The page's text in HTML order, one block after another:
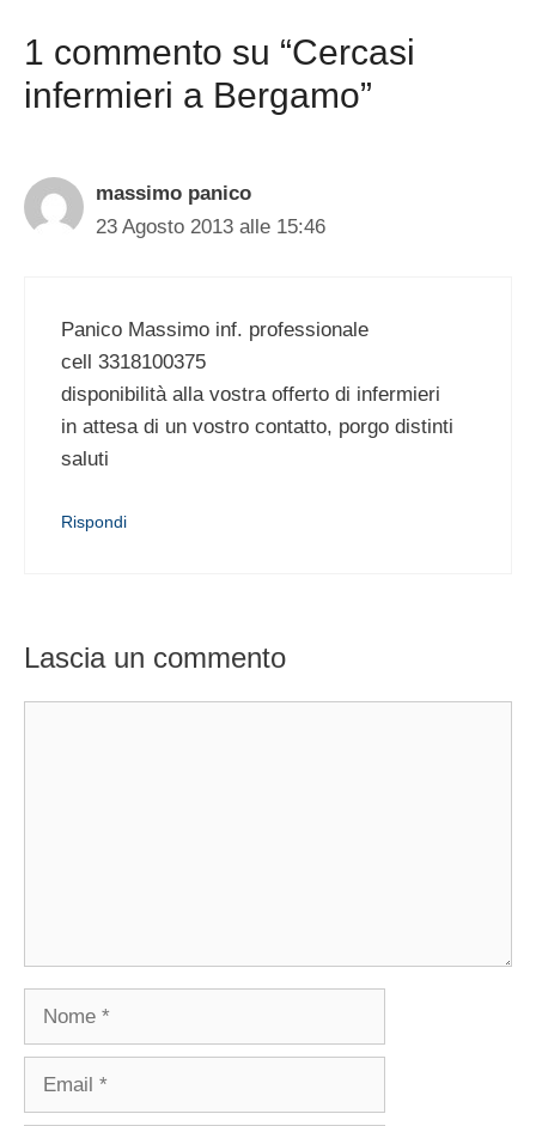
1 commento su “Cercasi
infermieri a Bergamo”
massimo panico
23 Agosto 2013 alle 15:46
Panico Massimo inf. professionale
cell 3318100375
disponibilità alla vostra offerto di infermieri
in attesa di un vostro contatto, porgo distinti
saluti
Rispondi
Lascia un commento
Nome
Email